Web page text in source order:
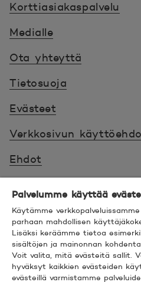
Korttiasiakaspalvelu
Medialle
Ota yhteyttä
Tietosuoja
Evästeet
Verkkosivun
Ehdot
Saavutettavuus
Hyödyllistä tietää
© 2026 POP Pankki,
ESPOO
Palvelumme käyttää
Käytämme
parhaan mahdollisen
Lisäksi keräämme tietoa
sisältöjen ja mainonnan
Voit valita, mitä evästeitä sallit.
hyväksyt kaikkien evästeiden
evästeillä varmistamme